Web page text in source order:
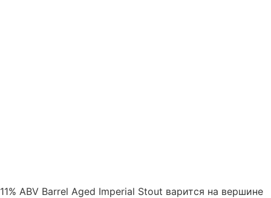
11% ABV Barrel Aged Imperial Stout варится на вершине